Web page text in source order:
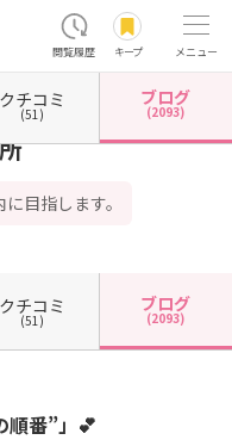
閲覧履歴 キープ メニュー
都港区虎ノ門 ウイン虎ノ門結婚相談所
目指します。
クチコミ
(51)
ブログ
(2093)
クチコミ
(51)
ブログ
(2093)
順番”」💕